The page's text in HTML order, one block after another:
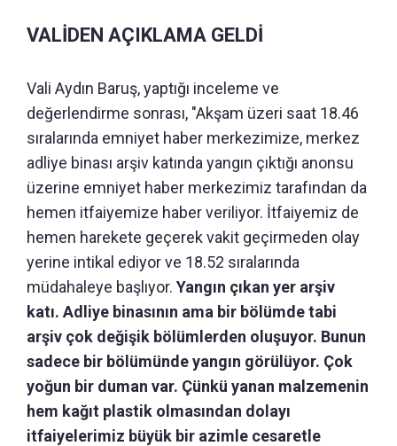
VALİDEN AÇIKLAMA GELDİ
Vali Aydın Baruş, yaptığı inceleme ve
değerlendirme sonrası, "Akşam üzeri saat 18.46
sıralarında emniyet haber merkezimize, merkez
adliye binası arşiv katında yangın çıktığı anonsu
üzerine emniyet haber merkezimiz tarafından da
hemen itfaiyemize haber veriliyor. İtfaiyemiz de
hemen harekete geçerek vakit geçirmeden olay
yerine intikal ediyor ve 18.52 sıralarında
müdahaleye başlıyor. Yangın çıkan yer arşiv
katı. Adliye binasının ama bir bölümde tabi
arşiv çok değişik bölümlerden oluşuyor. Bunun
sadece bir bölümünde yangın görülüyor. Çok
yoğun bir duman var. Çünkü yanan malzemenin
hem kağıt plastik olmasından dolayı
itfaiyelerimiz büyük bir azimle cesaretle